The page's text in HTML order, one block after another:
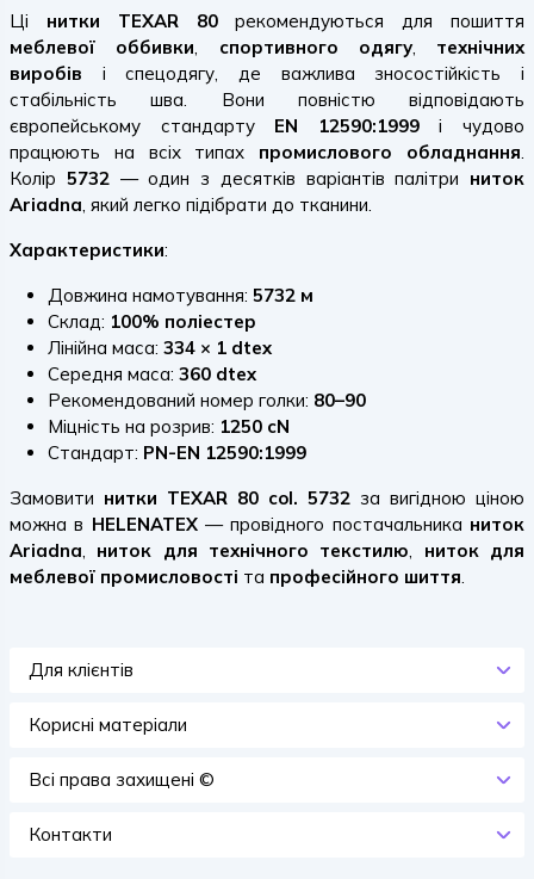
Ці нитки TEXAR 80рекомендуються для пошиття
меблевої оббивки, спортивного одягу, технічних
виробів і спецодягу, де важлива зносостійкість і
стабільність шва. Вони повністю відповідають
європейському стандарту EN 12590:1999і чудово
працюють на всіх типах промислового обладнання.
Колір 5732— один з десятків варіантів палітри ниток
Ariadna, який легко підібрати до тканини.
Характеристики:
Довжина намотування: 5732 м
Склад: 100% поліестер
Лінійна маса: 334 × 1 dtex
Середня маса: 360 dtex
Рекомендований номер голки: 80–90
Міцність на розрив: 1250 cN
Стандарт: PN-EN 12590:1999
Замовити нитки TEXAR 80 col. 5732 за вигідною ціною
можна в HELENATEX— провідного постачальника ниток
Ariadna, ниток для технічного текстилю, ниток для
меблевої промисловості та професійного шиття.
Для клієнтів
Корисні матеріали
Всi права захищенi ©
Контакти